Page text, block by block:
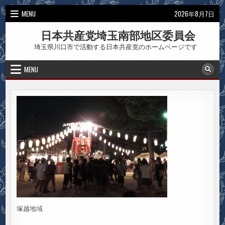
Skip
MENU 2026年8月7日
日本共産党埼玉南部地区委員会
埼玉県川口市で活動する日本共産党のホームページです
MENU
塚越地域